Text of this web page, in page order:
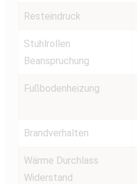
Resteindruck
Stuhlrollen
Beanspruchung
Fußbodenheizung
Brandverhalten
Wärme Durchlass
Widerstand